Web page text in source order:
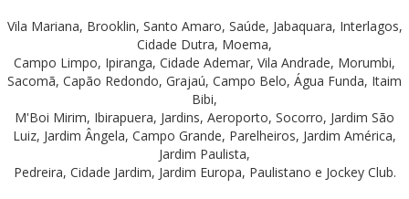
Vila Mariana, Brooklin, Santo Amaro, Saúde, Jabaquara, Interlagos,
Cidade Dutra, Moema,
Campo Limpo, Ipiranga, Cidade Ademar, Vila Andrade, Morumbi,
Sacomã, Capão Redondo, Grajaú, Campo Belo, Água Funda, Itaim
Bibi,
M'Boi Mirim, Ibirapuera, Jardins, Aeroporto, Socorro, Jardim São
Luiz, Jardim Ângela, Campo Grande, Parelheiros, Jardim América,
Jardim Paulista,
Pedreira, Cidade Jardim, Jardim Europa, Paulistano e Jockey Club.